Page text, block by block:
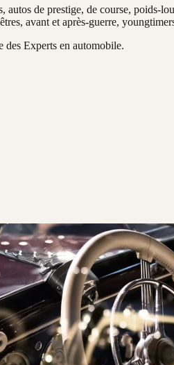
autos de prestige, de course, poids-
avant et après-guerre,
des Experts en automobile.